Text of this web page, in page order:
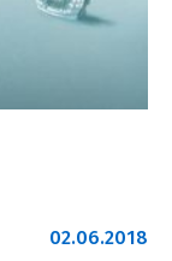
02.06.2018